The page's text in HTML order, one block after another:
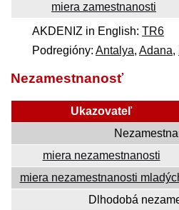
miera zamestnanosti
AKDENIZ in English: TR6
Podregióny: Antalya, Adana,
Nezamestnanosť
Ukazovateľ
miera nezamestnanosti
miera nezamestnanosti
Dlhodobá